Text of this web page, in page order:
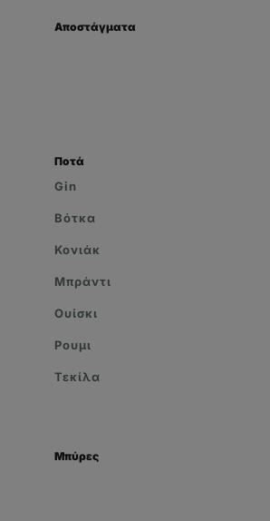
Αποστάγματα
Ποτά
Gin
Βότκα
Κονιάκ
Μπράντι
Ουίσκι
Ρουμι
Τεκίλα
Μπύρες